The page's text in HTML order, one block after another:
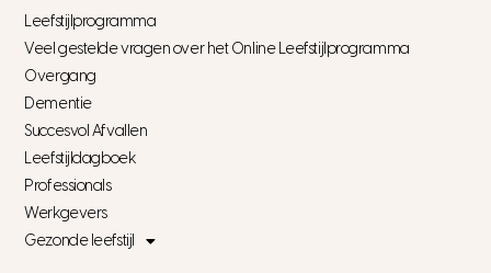
Leefstijlprogramma
Veel gestelde vragen over het Online Leefstijlprogramma
Overgang
Dementie
Succesvol Afvallen
Leefstijldagboek
Professionals
Werkgevers
Gezonde leefstijl